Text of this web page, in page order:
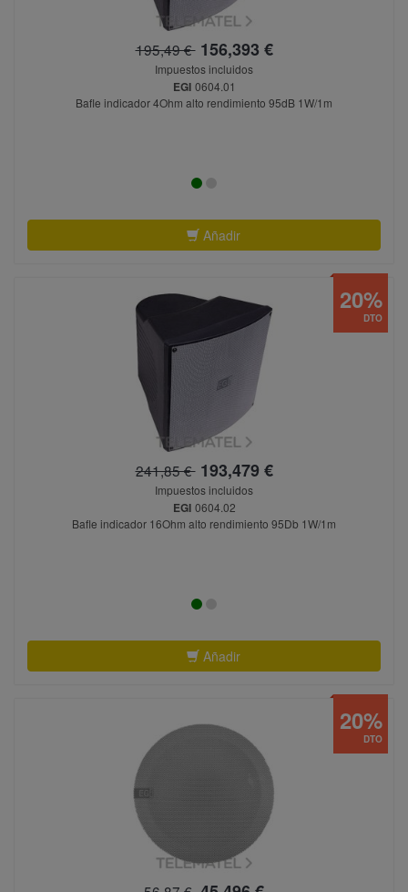
195,49 €156,393 €
Impuestos incluidos
EGI 0604.01
Bafle indicador 4Ohm alto rendimiento 95dB 1W/1m
Añadir
241,85 €193,479 €
Impuestos incluidos
EGI 0604.02
Bafle indicador 16Ohm alto rendimiento 95Db 1W/1m
Añadir
DTO
20%
DTO
20%